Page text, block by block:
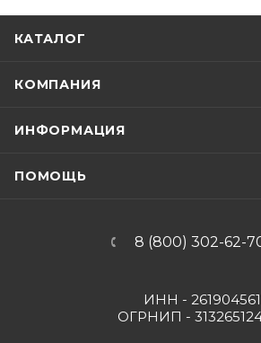
КАТАЛОГ
КОМПАНИЯ
ИНФОРМАЦИЯ
ПОМОЩЬ
8 (800) 302-62-
ИНН -
ОГРНИП -